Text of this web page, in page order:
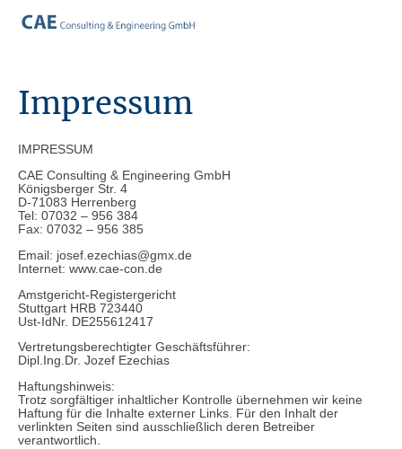
Impressum
IMPRESSUM
CAE Consulting & Engineering GmbH
Königsberger Str. 4
D-71083 Herrenberg
Tel: 07032 – 956 384
Fax: 07032 – 956 385
Email: josef.ezechias@gmx.de
Internet: www.cae-con.de
Amstgericht-Registergericht
Stuttgart HRB 723440
Ust-IdNr. DE255612417
Vertretungsberechtigter Geschäftsführer:
Dipl.Ing.Dr. Jozef Ezechias
Haftungshinweis:
Trotz sorgfältiger inhaltlicher Kontrolle übernehmen wir keine
Haftung für die Inhalte externer Links. Für den Inhalt der
verlinkten Seiten sind ausschließlich deren Betreiber
verantwortlich.